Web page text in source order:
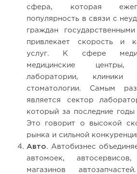
сфера, которая
популярность в связи с
граждан
привлекает скорость и
услуг. К сфере
медицинские центры,
лаборатории, клиники
стоматологии. Самым
является сектор
который за последние
Это говорит о высокой
рынка и сильной
Авто. Автобизнес
автомоек,
магазинов